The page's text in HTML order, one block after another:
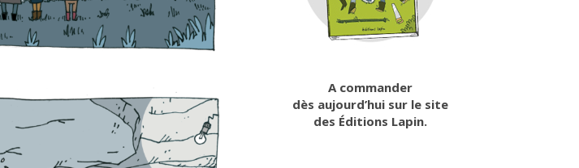
A commander
dès aujourd’hui sur le site
des Éditions Lapin.